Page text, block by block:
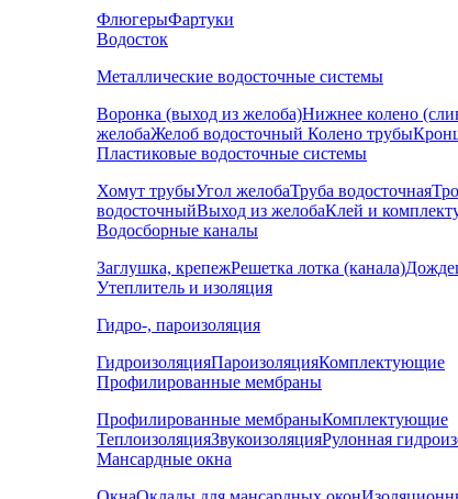
ФлюгерыФартуки
Водосток
Металлические водосточные системы
Воронка (выход из желоба)Нижнее колено
желобаЖелоб водосточный Колено трубы
Пластиковые водосточные системы
Хомут трубыУгол желобаТруба водосточная
водосточныйВыход из желобаКлей и
Водосборные каналы
Заглушка, крепежРешетка лотка (канала)
Утеплитель и изоляция
Гидро-, пароизоляция
ГидроизоляцияПароизоляцияКомплектующие
Профилированные мембраны
Профилированные мембраныКомплектующие
ТеплоизоляцияЗвукоизоляцияРулонная
Мансардные окна